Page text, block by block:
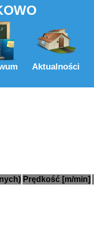
Aktualności
Prędkość [m/min]